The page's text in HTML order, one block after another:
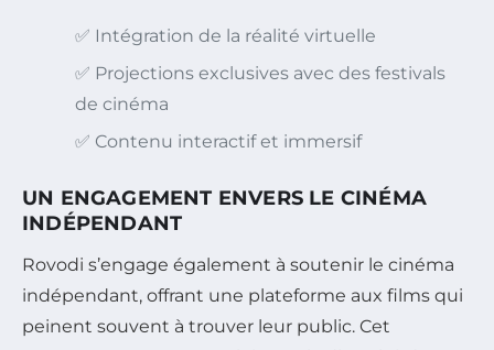
✅ Intégration de la réalité virtuelle
✅ Projections exclusives avec des festivals
de cinéma
✅ Contenu interactif et immersif
UN ENGAGEMENT ENVERS LE CINÉMA
INDÉPENDANT
Rovodi s’engage également à soutenir le cinéma
indépendant, offrant une plateforme aux films qui
peinent souvent à trouver leur public. Cet